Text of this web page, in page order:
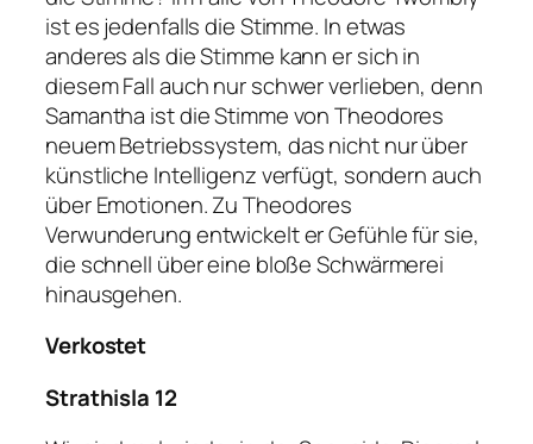
ist es jedenfalls die Stimme. In etwas
anderes als die Stimme kann er sich in
diesem Fall auch nur schwer verlieben, denn
Samantha ist die Stimme von Theodores
neuem Betriebssystem, das nicht nur über
künstliche Intelligenz verfügt, sondern auch
über Emotionen. Zu Theodores
Verwunderung entwickelt er Gefühle für sie,
die schnell über eine bloße Schwärmerei
hinausgehen.
Verkostet
Strathisla 12